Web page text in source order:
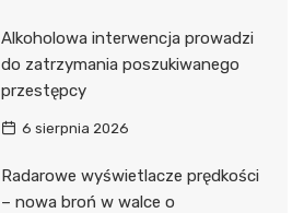
Alkoholowa interwencja prowadzi
do zatrzymania poszukiwanego
przestępcy
6 sierpnia 2026
Radarowe wyświetlacze prędkości
– nowa broń w walce o